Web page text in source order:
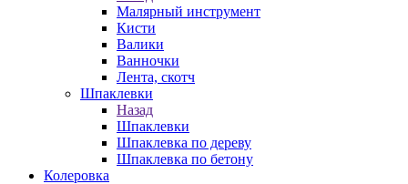
Малярный инструмент
Кисти
Валики
Ванночки
Лента, скотч
Шпаклевки
Назад
Шпаклевки
Шпаклевка по дереву
Шпаклевка по бетону
Колеровка